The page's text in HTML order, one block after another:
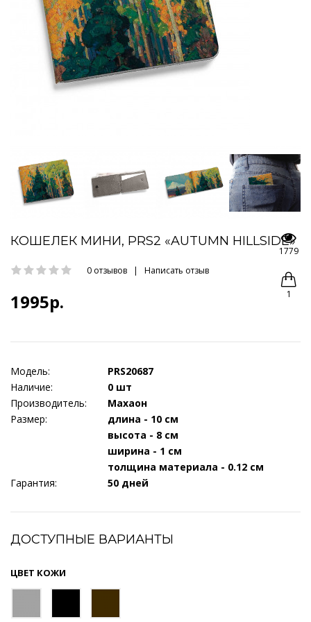
КОШЕЛЕК МИНИ, PRS2 «AUTUMN HILLSIDE»
0 отзывов | Написать отзыв
1995р.
1779
1
Модель:
PRS20687
Наличие:
0 шт
Производитель:
Махаон
Размер:
длина - 10 см
высота - 8 см
ширина - 1 см
толщина материала - 0.12 см
Гарантия:
50 дней
ДОСТУПНЫЕ ВАРИАНТЫ
ЦВЕТ КОЖИ